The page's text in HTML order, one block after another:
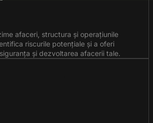
afaceri, structura și operațiunile
riscurile potențiale și a oferi
și dezvoltarea afacerii tale.